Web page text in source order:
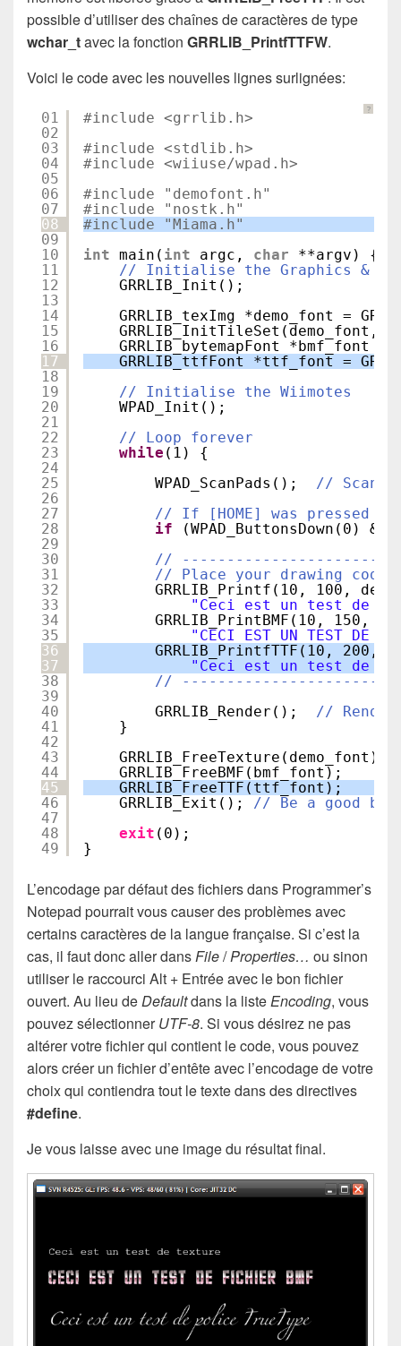
possible d’utiliser des chaînes de caractères de type
wchar_tavec la fonction GRRLIB_PrintfTTFW.
Voici le code avec les nouvelles lignes surlignées:
?
01
02
03
04
05
06
07
08
09
10
11
12
13
14
15
16
17
18
19
20
21
22
23
24
25
26
27
28
29
30
31
32
33
34
35
36
37
38
39
40
41
42
43
44
45
46
47
48
49
#include <grrlib.h>
#include <stdlib.h>
#include <wiiuse/wpad.h>
#include "demofont.h"
#include "nostk.h"
#include "Miama.h"
int main( int argc, char
**argv) {
// Initialise the Graphics &
GRRLIB_Init();
GRRLIB_texImg *demo_font =
GRRLIB_InitTileSet(demo_font,
GRRLIB_bytemapFont *bmf_font =
GRRLIB_ttfFont *ttf_font =
// Initialise the Wiimotes
WPAD_Init();
// Loop forever
while (1) {
WPAD_ScanPads(); // Scan
// If [HOME] was pressed
if
(WPAD_ButtonsDown(0) &
//
// Place your drawing code
GRRLIB_Printf(10, 100,
"Ceci est un test de
GRRLIB_PrintBMF(10, 150,
"CECI EST UN TEST DE
GRRLIB_PrintfTTF(10,
"Ceci est un test de
//
GRRLIB_Render(); //
}
GRRLIB_FreeTexture(demo_font);
GRRLIB_FreeBMF(bmf_font);
GRRLIB_FreeTTF(ttf_font);
GRRLIB_Exit(); // Be a good
exit (0);
}
L’encodage par défaut des fichiers dans Programmer’s
Notepad pourrait vous causer des problèmes avec
certains caractères de la langue française. Si c’est la
cas, il faut donc aller dansFile/Properties… ou sinon
utiliser le raccourci Alt + Entrée avec le bon fichier
ouvert. Au lieu deDefaultdans la listeEncoding, vous
pouvez sélectionnerUTF-8. Si vous désirez ne pas
altérer votre fichier qui contient le code, vous pouvez
alors créer un fichier d’entête avec l’encodage de votre
choix qui contiendra tout le texte dans des directives
#define.
Je vous laisse avec une image du résultat final.